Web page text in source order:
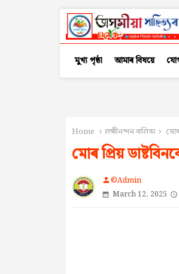
মুখ্য পৃষ্ঠা আমাৰ বিষয়ে
Home লক্ষীনন্দন কলিতা
মোৰ প্ৰিয়
person©Admin
March 12, 2025